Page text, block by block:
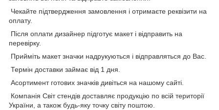
Чекайте підтвердження замовлення і отримаєте реквізити на
оплату.
Після оплати дизайнер підготує макет і відправить на
перевірку.
Прийміть макет значки надрукуються і відправляться до Вас.
Термін доставки займає від 1 дня.
Асортимент готових значків дивіться на нашому сайті.
Компанія Світ стендів доставляє продукцію по всій території
України, а також будь-яку точку світу поштою.